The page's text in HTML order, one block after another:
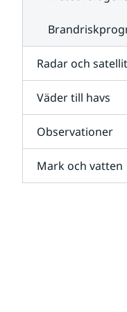
Radar och satellit
Väder till havs
Observationer
Mark och vatten